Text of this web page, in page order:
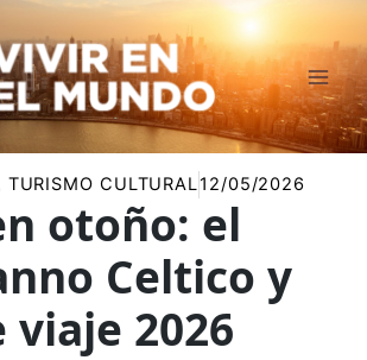
TURISMO CULTURAL12/05/2026
otoño: el
Celtico y
viaje 2026